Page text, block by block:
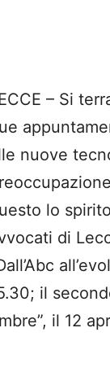
– Si
nuove
lo
di
il
il 12